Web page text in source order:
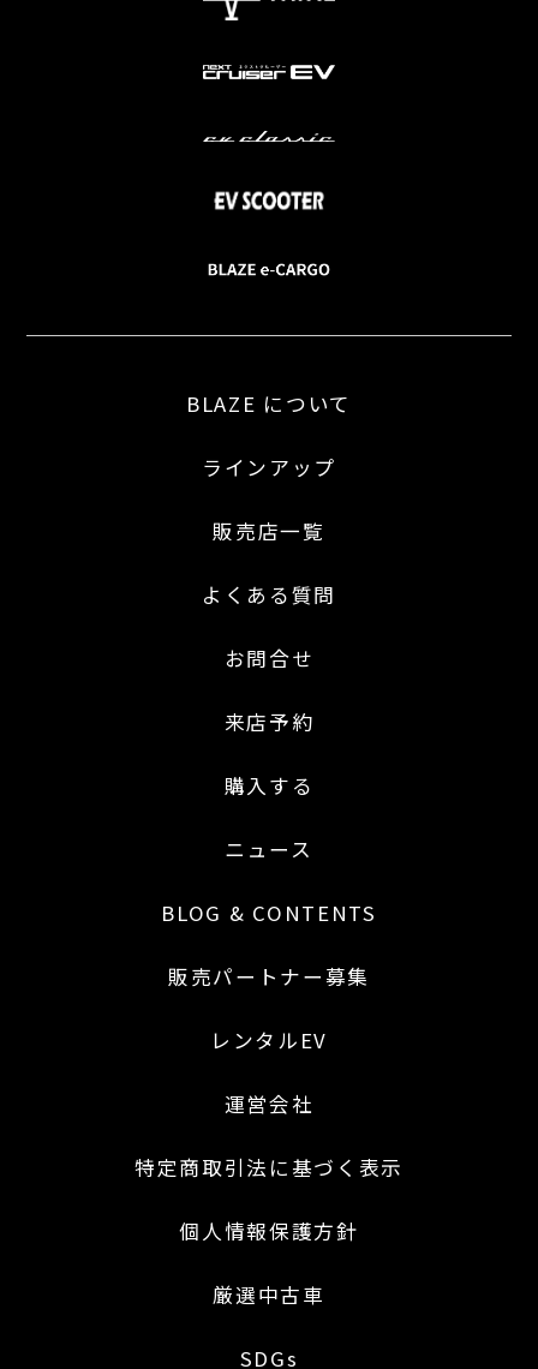
BLAZE について
ラインアップ
販売店一覧
よくある質問
お問合せ
来店予約
購入する
ニュース
BLOG & CONTENTS
販売パートナー募集
レンタルEV
運営会社
特定商取引法に基づく表示
個人情報保護方針
厳選中古車
SDGs